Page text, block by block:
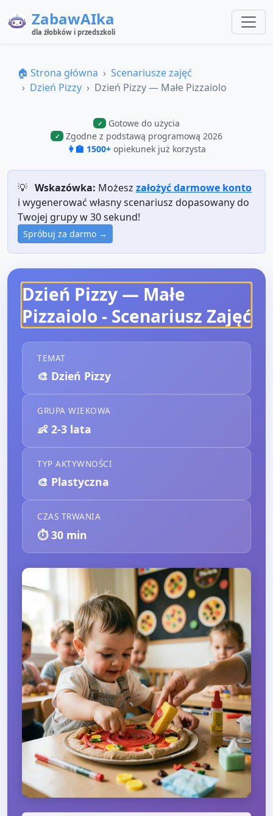
ZabawAIka
dla żłobków i przedszkoli
🏠 Strona główna
Scenariusze zajęć
Dzień Pizzy
Dzień Pizzy — Małe Pizzaiolo
✓ Gotowe do użycia
✓
Zgodne z podstawą programową 2026
👩‍🏫 1500+ opiekunek już korzysta
💡 Wskazówka: Możesz założyć darmowe konto
i wygenerować własny scenariusz dopasowany do
Twojej grupy w 30 sekund!
Spróbuj za darmo →
Dzień Pizzy — Małe
Pizzaiolo - Scenariusz Zajęć
TEMAT
🎨 Dzień Pizzy
GRUPA WIEKOWA
👶 2-3 lata
TYP AKTYWNOŚCI
🎨 Plastyczna
CZAS TRWANIA
⏱️30 min